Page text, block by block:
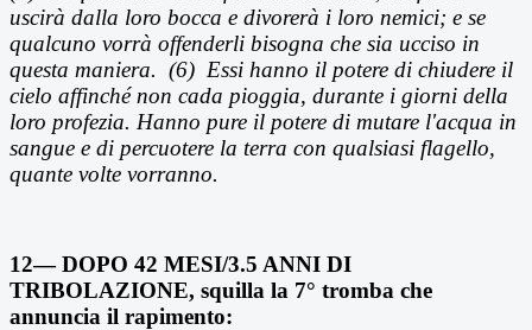
uscirà dalla loro bocca e divorerà i loro nemici; e se
qualcuno vorrà offenderli bisogna che sia ucciso in
questa maniera. (6) Essi hanno il potere di chiudere il
cielo affinché non cada pioggia, durante i giorni della
loro profezia. Hanno pure il potere di mutare l'acqua in
sangue e di percuotere la terra con qualsiasi flagello,
quante volte vorranno.
12— DOPO 42 MESI/3.5 ANNI DI
TRIBOLAZIONE, squilla la 7° tromba che
annuncia il rapimento: